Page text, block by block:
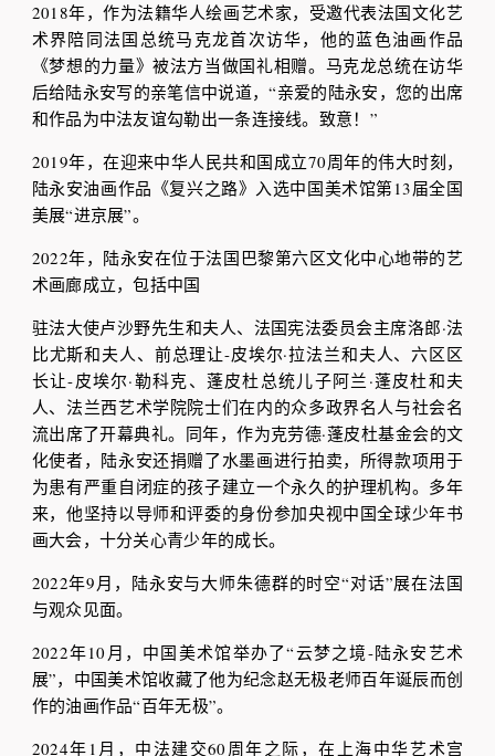
2018年，作为法籍华人绘画艺术家，受邀代表法国文化艺
术界陪同法国总统马克龙首次访华，他的蓝色油画作品
《梦想的力量》被法方当做国礼相赠。马克龙总统在访华
后给陆永安写的亲笔信中说道，“亲爱的陆永安，您的出席
和作品为中法友谊勾勒出一条连接线。致意！”
2019年，在迎来中华人民共和国成立70周年的伟大时刻，
陆永安油画作品《复兴之路》入选中国美术馆第13届全国
美展“进京展”。
2022年，陆永安在位于法国巴黎第六区文化中心地带的艺
术画廊成立，包括中国
驻法大使卢沙野先生和夫人、法国宪法委员会主席洛郎·法
比尤斯和夫人、前总理让-皮埃尔·拉法兰和夫人、六区区
长让-皮埃尔·勒科克、蓬皮杜总统儿子阿兰·蓬皮杜和夫
人、法兰西艺术学院院士们在内的众多政界名人与社会名
流出席了开幕典礼。同年，作为克劳德·蓬皮杜基金会的文
化使者，陆永安还捐赠了水墨画进行拍卖，所得款项用于
为患有严重自闭症的孩子建立一个永久的护理机构。多年
来，他坚持以导师和评委的身份参加央视中国全球少年书
画大会，十分关心青少年的成长。
2022年9月，陆永安与大师朱德群的时空“对话”展在法国
与观众见面。
2022年10月，中国美术馆举办了“云梦之境-陆永安艺术
展”，中国美术馆收藏了他为纪念赵无极老师百年诞辰而创
作的油画作品“百年无极”。
2024年1月，中法建交60周年之际，在上海中华艺术宫